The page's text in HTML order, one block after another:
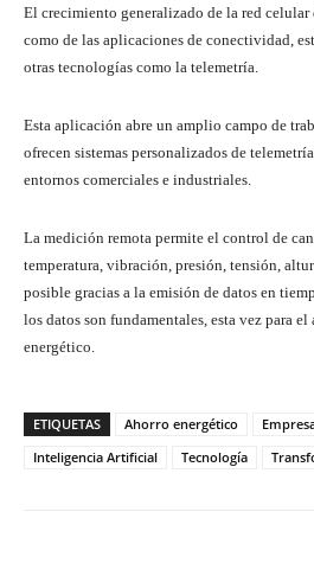
El crecimiento generalizado de la red
como de las aplicaciones de conectividad,
otras tecnologías como la telemetría.
Esta aplicación abre un amplio campo de
ofrecen sistemas personalizados de
entornos comerciales e industriales.
La medición remota permite el control de
temperatura, vibración, presión, tensión,
posible gracias a la emisión de datos en
los datos son fundamentales, esta vez para
energético.
ETIQUETAS Ahorro energético
Inteligencia Artificial
Tecnología